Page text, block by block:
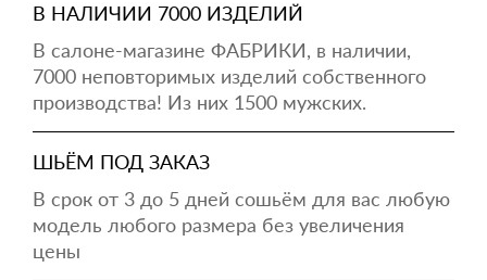
В НАЛИЧИИ 7000 ИЗДЕЛИЙ
В салоне-магазине ФАБРИКИ, в наличии,
7000 неповторимых изделий собственного
производства! Из них 1500 мужских.
ШЬЁМ ПОД ЗАКАЗ
В срок от 3 до 5 дней сошьём для вас любую
модель любого размера без увеличения
цены